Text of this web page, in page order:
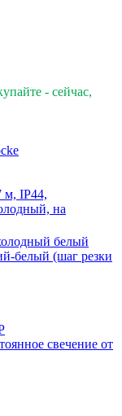
- сейчас,
м, IP44,
на
белый
белый (шаг резки
свечение от